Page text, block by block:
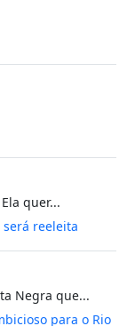
quer...
reeleita
Negra que...
para o Rio